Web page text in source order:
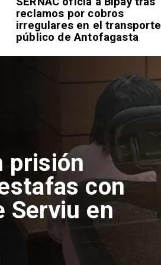
reclamos por cobros
irregulares en el transporte
público de Antofagasta
prisión
con
Serviu en